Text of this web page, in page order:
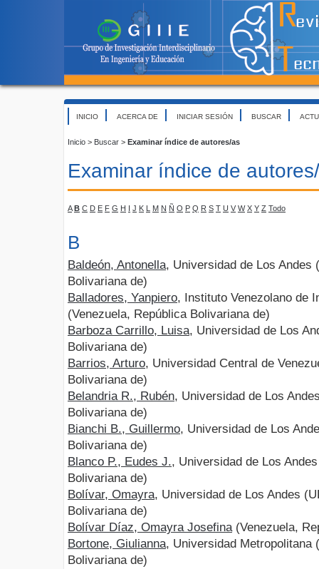
INICIO ACERCA DE INICIAR SESIÓN BUSCAR
Inicio > Buscar > Examinar índice de autores/as
Examinar índice de
A B C D E F G H I J K L M N Ñ O P Q R S T U V W X Y Z Todo
B
Baldeón, Antonella, Universidad de Los Andes
Bolivariana de)
Balladores, Yanpiero, Instituto Venezolano de
(Venezuela, República Bolivariana de)
Barboza Carrillo, Luisa, Universidad de Los
Bolivariana de)
Barrios, Arturo, Universidad Central de
Bolivariana de)
Belandria R., Rubén, Universidad de Los
Bolivariana de)
Bianchi B., Guillermo, Universidad de Los
Bolivariana de)
Blanco P., Eudes J., Universidad de Los
Bolivariana de)
Bolívar, Omayra, Universidad de Los Andes
Bolivariana de)
Bolívar Díaz, Omayra Josefina(Venezuela,
Bortone, Giulianna, Universidad Metropolitana
Bolivariana de)